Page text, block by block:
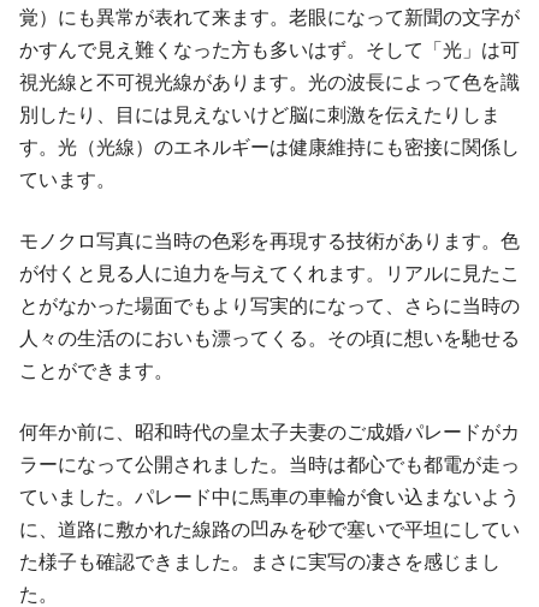
覚）にも異常が表れて来ます。老眼になって新聞の文字が
かすんで見え難くなった方も多いはず。そして「光」は可
視光線と不可視光線があります。光の波長によって色を識
別したり、目には見えないけど脳に刺激を伝えたりしま
す。光（光線）のエネルギーは健康維持にも密接に関係し
ています。
モノクロ写真に当時の色彩を再現する技術があります。色
が付くと見る人に迫力を与えてくれます。リアルに見たこ
とがなかった場面でもより写実的になって、さらに当時の
人々の生活のにおいも漂ってくる。その頃に想いを馳せる
ことができます。
何年か前に、昭和時代の皇太子夫妻のご成婚パレードがカ
ラーになって公開されました。当時は都心でも都電が走っ
ていました。パレード中に馬車の車輪が食い込まないよう
に、道路に敷かれた線路の凹みを砂で塞いで平坦にしてい
た様子も確認できました。まさに実写の凄さを感じまし
た。